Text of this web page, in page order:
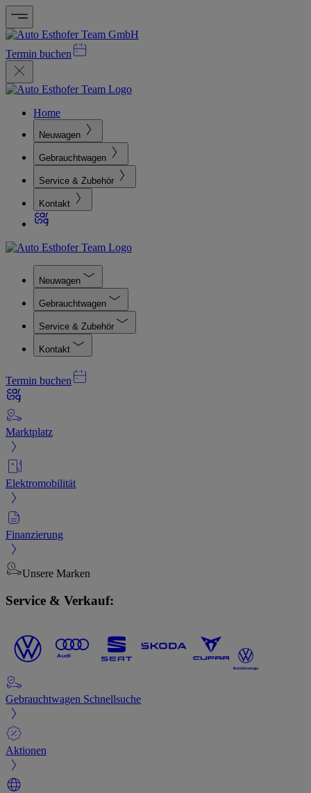
Termin buchen
Home
Neuwagen
Gebrauchtwagen
Service & Zubehör
Kontakt
Neuwagen
Gebrauchtwagen
Service & Zubehör
Kontakt
Termin buchen
Marktplatz
Elektromobilität
Finanzierung
Unsere Marken
Service & Verkauf:
Gebrauchtwagen Schnellsuche
Aktionen